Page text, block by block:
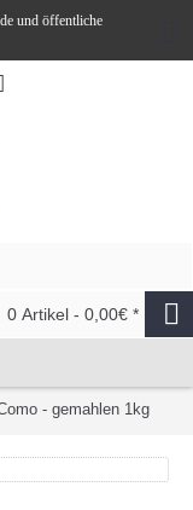
und öffentliche
0 Artikel - 0,00€ *
- gemahlen 1kg